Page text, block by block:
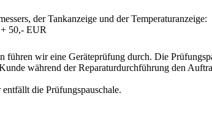
der Tankanzeige und der Temperaturanzeige:
50,- EUR
führen wir eine Geräteprüfung durch. Die
während der Reparaturdurchführung den
die Prüfungspauschale.